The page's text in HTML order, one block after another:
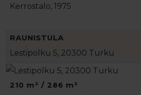
Kerrostalo, 1975
RAUNISTULA
Lestipolku 5, 20300 Turku
210 m² / 286 m²